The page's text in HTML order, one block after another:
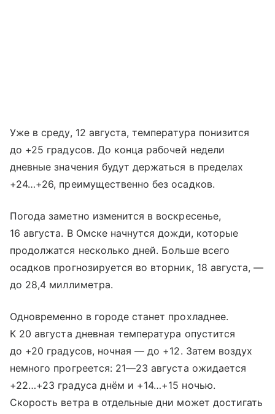
Уже в среду, 12 августа, температура понизится
до +25 градусов. До конца рабочей недели
дневные значения будут держаться в пределах
+24…+26, преимущественно без осадков.
Погода заметно изменится в воскресенье,
16 августа. В Омске начнутся дожди, которые
продолжатся несколько дней. Больше всего
осадков прогнозируется во вторник, 18 августа, —
до 28,4 миллиметра.
Одновременно в городе станет прохладнее.
К 20 августа дневная температура опустится
до +20 градусов, ночная — до +12. Затем воздух
немного прогреется: 21—23 августа ожидается
+22…+23 градуса днём и +14…+15 ночью.
Скорость ветра в отдельные дни может достигать